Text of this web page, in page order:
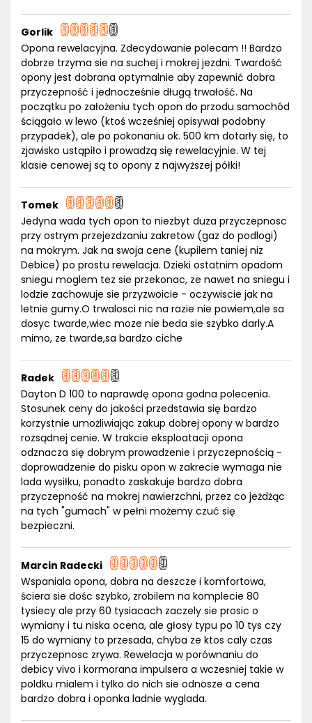
Gorlik
Opona rewelacyjna. Zdecydowanie polecam !! Bardzo
dobrze trzyma sie na suchej i mokrej jezdni. Twardość
opony jest dobrana optymalnie aby zapewnić dobra
przyczepność i jednocześnie długą trwałość. Na
początku po założeniu tych opon do przodu samochód
ściągało w lewo (ktoś wcześniej opisywał podobny
przypadek), ale po pokonaniu ok. 500 km dotarły się, to
zjawisko ustąpiło i prowadzą się rewelacyjnie. W tej
klasie cenowej są to opony z najwyższej półki!
Tomek
Jedyna wada tych opon to niezbyt duza przyczepnosc
przy ostrym przejezdzaniu zakretow (gaz do podlogi)
na mokrym. Jak na swoja cene (kupilem taniej niz
Debice) po prostu rewelacja. Dzieki ostatnim opadom
sniegu moglem tez sie przekonac, ze nawet na sniegu i
lodzie zachowuje sie przyzwoicie - oczywiscie jak na
letnie gumy.O trwalosci nic na razie nie powiem,ale sa
dosyc twarde,wiec moze nie beda sie szybko darly.A
mimo, ze twarde,sa bardzo ciche
Radek
Dayton D 100 to naprawdę opona godna polecenia.
Stosunek ceny do jakości przedstawia się bardzo
korzystnie umożliwiając zakup dobrej opony w bardzo
rozsądnej cenie. W trakcie eksploatacji opona
odznacza się dobrym prowadzenie i przyczepnością -
doprowadzenie do pisku opon w zakrecie wymaga nie
lada wysiłku, ponadto zaskakuje bardzo dobra
przyczepność na mokrej nawierzchni, przez co jeżdżąc
na tych "gumach" w pełni możemy czuć się
bezpieczni.
Marcin Radecki
Wspaniala opona, dobra na deszcze i komfortowa,
ściera sie dośc szybko, zrobilem na komplecie 80
tysiecy ale przy 60 tysiacach zaczely sie prosic o
wymiany i tu niska ocena, ale głosy typu po 10 tys czy
15 do wymiany to przesada, chyba ze ktos caly czas
przyczepnosc zrywa. Rewelacja w porównaniu do
debicy vivo i kormorana impulsera a wczesniej takie w
poldku mialem i tylko do nich sie odnosze a cena
bardzo dobra i oponka ladnie wyglada.